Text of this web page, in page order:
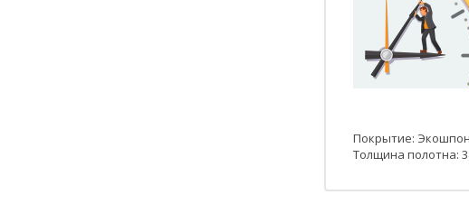
Покрытие: Экошпон
Толщина полотна: